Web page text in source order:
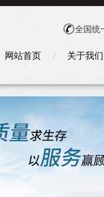
全国统
网站首页 关于我们